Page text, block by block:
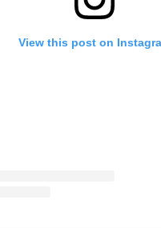
View this post on